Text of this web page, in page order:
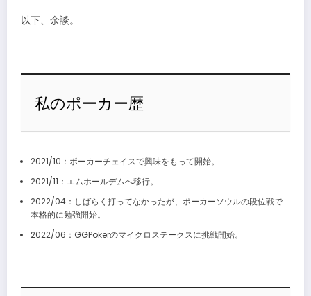
以下、余談。
私のポーカー歴
2021/10：ポーカーチェイスで興味をもって開始。
2021/11：エムホールデムへ移行。
2022/04：しばらく打ってなかったが、ポーカーソウルの段位戦で
本格的に勉強開始。
2022/06：GGPokerのマイクロステークスに挑戦開始。